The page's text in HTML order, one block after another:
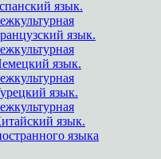
язык.
язык.
язык.
язык.
язык.
языка